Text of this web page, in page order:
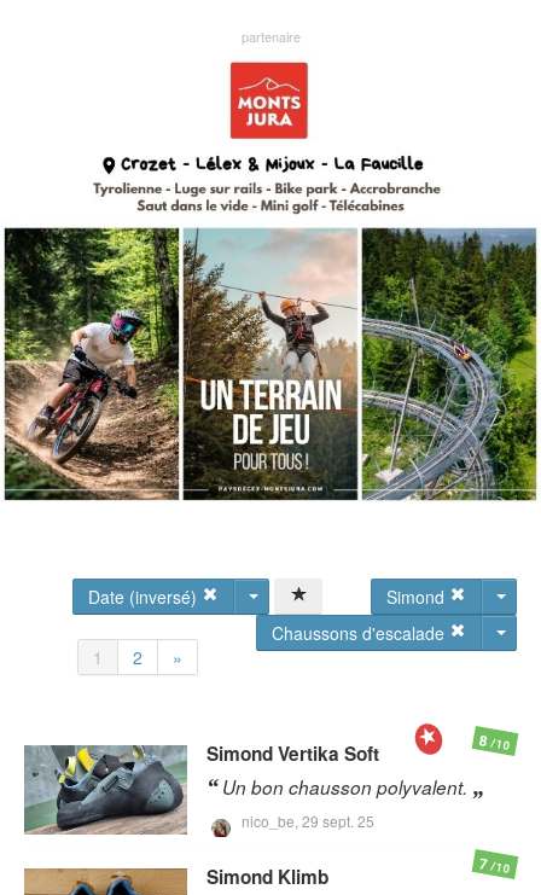
Date (inversé)
Simond
Chaussons d'escalade
1
2 »
SimondVertika Soft
Un bon chausson polyvalent.
nico_be, 29 sept. 25
8/10
Simond Klimb 7/10